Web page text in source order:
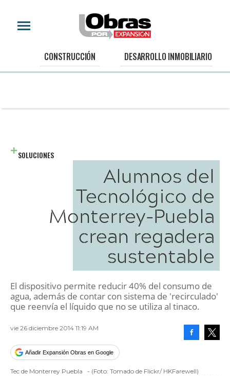
CONSTRUCCIÓN DESARROLLO INMOBILIARIO
SOLUCIONES
Alumnos del
Tecnológico de
Monterrey-Puebla
crean regadera
sustentable
El dispositivo permite reducir 40% del consumo de
agua, además de contar con sistema de 'recirculado'
que reenvía el líquido que no se utiliza al tinaco.
vie 26 diciembre 2014 11:19 AM
Añadir Expansión Obras en Google
Tec de Monterrey Puebla - (Foto: Tomado de Flickr/ HKFarewell)